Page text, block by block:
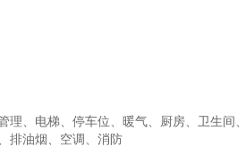
理、电梯、停车位、暖气、厨房、卫生间
排油烟、空调、消防